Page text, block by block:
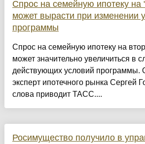
Спрос на семейную ипотеку на
может вырасти при изменении
программы
Спрос на семейную ипотеку на
может значительно увеличиться в
действующих условий программы.
эксперт ипотечного рынка Сергей
слова приводит ТАСС....
Росимущество получило в